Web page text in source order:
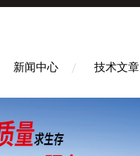
新闻中心 技术文章